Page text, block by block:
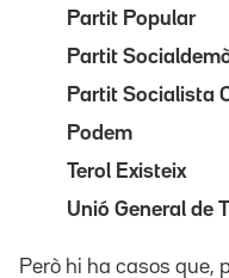
Partit Popular
Partit
Partit Socialista
Podem
Terol Existeix
Unió General de
Però hi ha casos que,